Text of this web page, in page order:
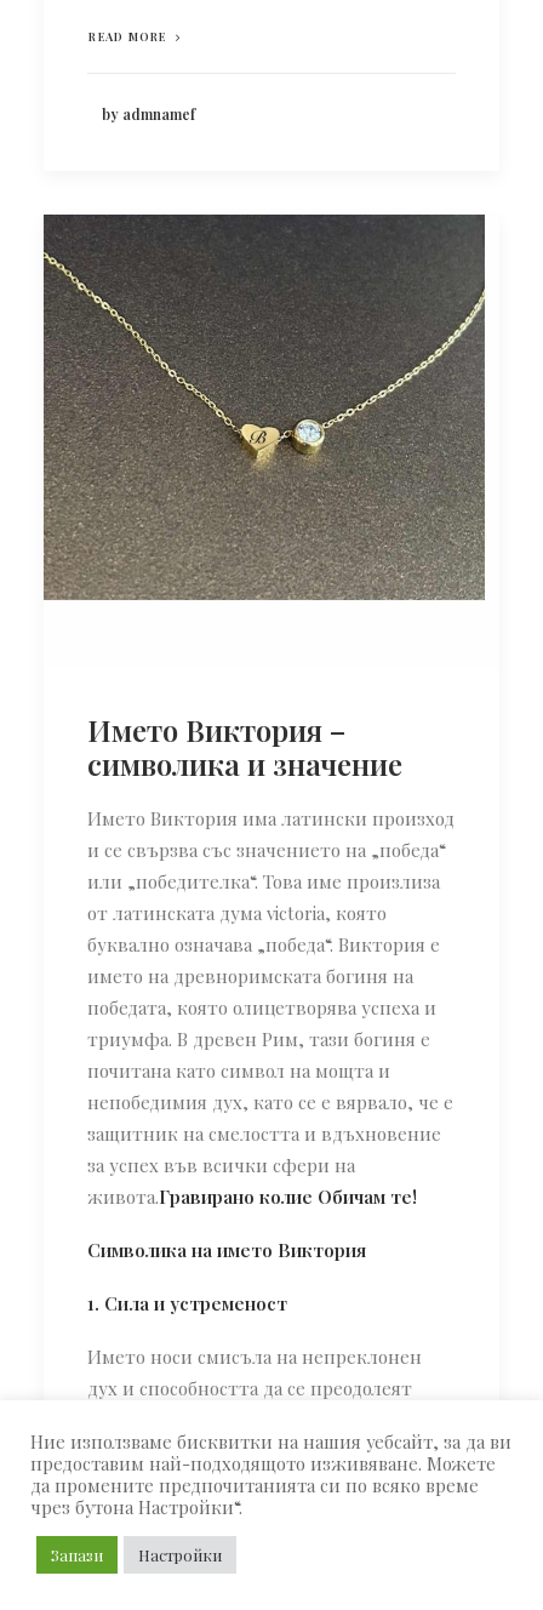
READ MORE
by admnamef
Името Виктория –
символика и значение
Името Виктория има латински произход
и се свързва със значението на „победа“
или „победителка“. Това име произлиза
от латинската дума victoria, която
буквално означава „победа“. Виктория е
името на древноримската богиня на
победата, която олицетворява успеха и
триумфа. В древен Рим, тази богиня е
почитана като символ на мощта и
непобедимия дух, като се е вярвало, че е
защитник на смелостта и вдъхновение
за успех във всички сфери на
живота.Гравирано колие Обичам те!
Символика на името Виктория
1. Сила и устременост
Името носи смисъла на непреклонен
дух и способността да се преодолеят
символизира хора, които са
мотивирани, целеустремени и се
стремят към успех.
Актриса
Ние използваме бисквитки на нашия уебсайт, за да ви
предоставим най-подходящото изживяване. Можете
да промените предпочитанията си по всяко време
чрез бутона Настройки“.
Запази Настройки